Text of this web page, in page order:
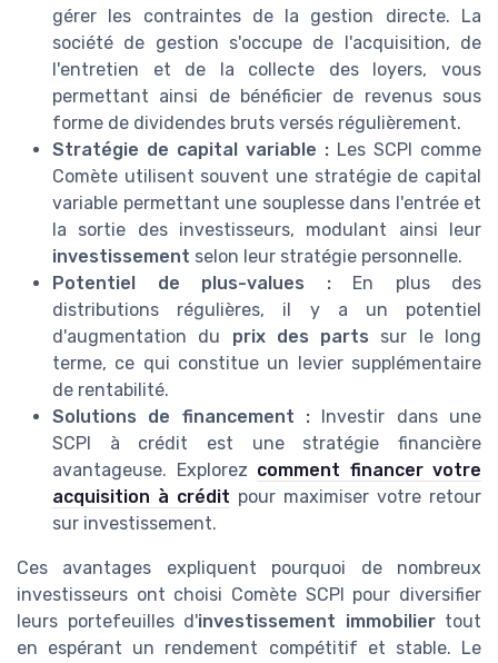
gérer les contraintes de la gestion directe. La
société de gestion s'occupe de l'acquisition, de
l'entretien et de la collecte des loyers, vous
permettant ainsi de bénéficier de revenus sous
forme de dividendes bruts versés régulièrement.
Stratégie de capital variable : Les SCPI comme
Comète utilisent souvent une stratégie de capital
variable permettant une souplesse dans l'entrée et
la sortie des investisseurs, modulant ainsi leur
investissement selon leur stratégie personnelle.
Potentiel de plus-values :En plus des
distributions régulières, il y a un potentiel
d'augmentation du prix des parts sur le long
terme, ce qui constitue un levier supplémentaire
de rentabilité.
Solutions de financement : Investir dans une
SCPI à crédit est une stratégie financière
avantageuse. Explorez comment financer votre
acquisition à crédit pour maximiser votre retour
sur investissement.
Ces avantages expliquent pourquoi de nombreux
investisseurs ont choisi Comète SCPI pour diversifier
leurs portefeuilles d'investissement immobiliertout
en espérant un rendement compétitif et stable. Le